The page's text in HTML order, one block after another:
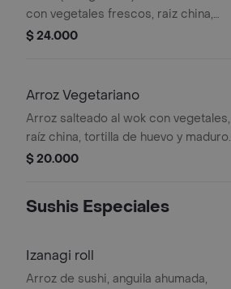
con vegetales frescos, raiz china,
tortilla de huevo, lomo de res y pollo.
$ 24.000
Arroz Vegetariano
Arroz salteado al wok con vegetales,
raíz china, tortilla de huevo y maduro.
Incluye zanahoria, pimentón y cebollín.
$ 20.000
Sushis Especiales
Izanagi roll
Arroz de sushi, anguila ahumada,